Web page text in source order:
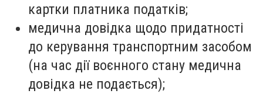
картки платника податків;
медична довідка щодо придатності
до керування транспортним засобом
(на час дії воєнного стану медична
довідка не подається);